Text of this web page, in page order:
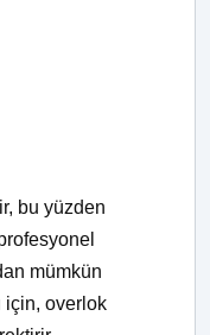
bu yüzden
mümkün
için, overlok